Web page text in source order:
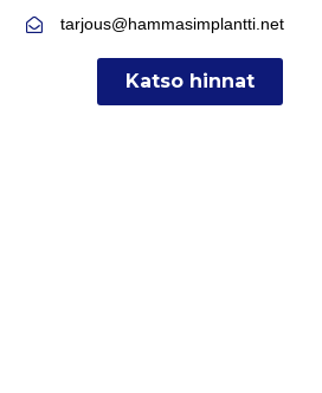
tarjous@hammasimplantti.net
Katso hinnat